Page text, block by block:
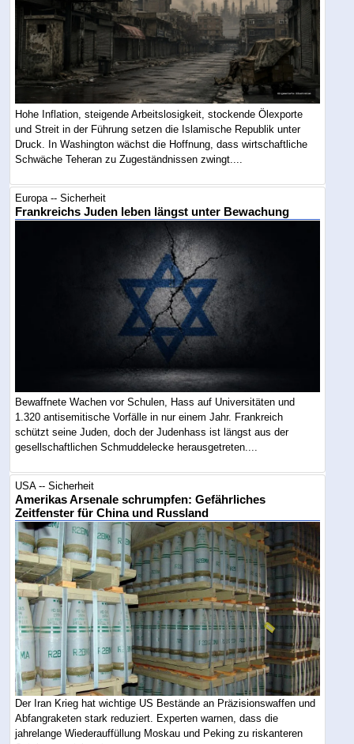
Hohe Inflation, steigende Arbeitslosigkeit, stockende Ölexporte
und Streit in der Führung setzen die Islamische Republik unter
Druck. In Washington wächst die Hoffnung, dass wirtschaftliche
Schwäche Teheran zu Zugeständnissen zwingt....
Europa -- Sicherheit
Frankreichs Juden leben längst unter Bewachung
Bewaffnete Wachen vor Schulen, Hass auf Universitäten und
1.320 antisemitische Vorfälle in nur einem Jahr. Frankreich
schützt seine Juden, doch der Judenhass ist längst aus der
gesellschaftlichen Schmuddelecke herausgetreten....
USA -- Sicherheit
Amerikas Arsenale schrumpfen: Gefährliches
Zeitfenster für China und Russland
Der Iran Krieg hat wichtige US Bestände an Präzisionswaffen und
Abfangraketen stark reduziert. Experten warnen, dass die
jahrelange Wiederauffüllung Moskau und Peking zu riskanteren